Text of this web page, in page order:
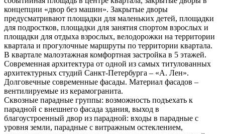
концепции «двор без машин». Закрытые дворы
предусматривают площадки для маленьких детей, площадки
для подростков, площадки для занятия спортом взрослых и
площадки для отдыха взрослых, велодорожки на территории
квартала и прогулочные маршруты по территории квартала.
В квартале малоэтажная комфортная застройка в 5 этажей.
Современная архитектура от одной из самых титулованных
архитектурных студий Санкт-Петербурга – «А. Лен».
Долговечные современные фасады. Материал фасадов –
вентилируемые из керамогранита.
Сквозные парадные группы: возможность подъехать к
парадной с внешнего фасада здания, выход в
благоустроенный двор из парадной: входы в парадные с
уровня земли, парадные с витражным остеклением,